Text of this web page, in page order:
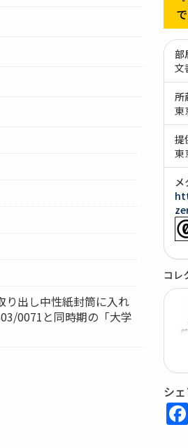
り出し中性紙封筒に入れ
0071と同時期の「大学
部
文
所
東
提
東
コレ
シ